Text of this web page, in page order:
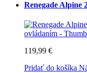
Renegade Alpine
119,99 €
Pridať do košíka